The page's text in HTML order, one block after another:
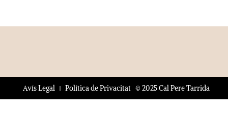
© 2025 Cal Pere Tarrida
Avís Legal Política de Privacitat